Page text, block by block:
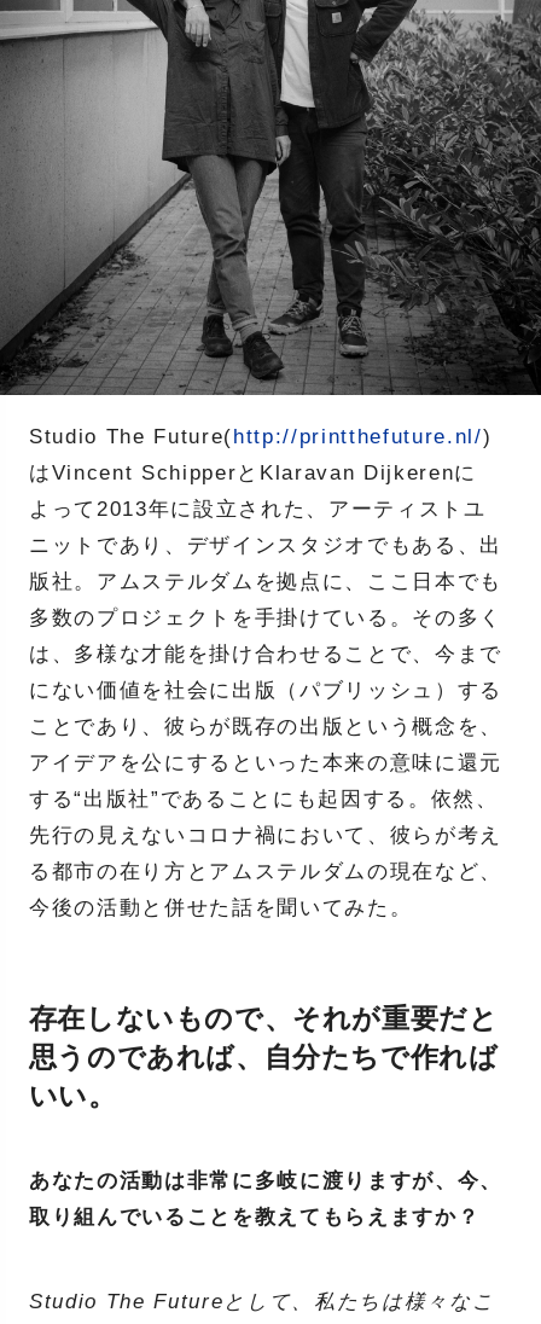
Studio The Future(http://printthefuture.nl/)
はVincent SchipperとKlaravan Dijkerenに
よって2013年に設立された、アーティストユ
ニットであり、デザインスタジオでもある、出
版社。アムステルダムを拠点に、ここ日本でも
多数のプロジェクトを手掛けている。その多く
は、多様な才能を掛け合わせることで、今まで
にない価値を社会に出版（パブリッシュ）する
ことであり、彼らが既存の出版という概念を、
アイデアを公にするといった本来の意味に還元
する“出版社”であることにも起因する。依然、
先行の見えないコロナ禍において、彼らが考え
る都市の在り方とアムステルダムの現在など、
今後の活動と併せた話を聞いてみた。
存在しないもので、それが重要だと
思うのであれば、自分たちで作れば
いい。
あなたの活動は非常に多岐に渡りますが、今、
取り組んでいることを教えてもらえますか？
Studio The Futureとして、私たちは様々なこ